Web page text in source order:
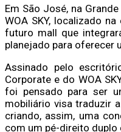
Em São José, na
WOA SKY, localizado
futuro mall que
planejado para oferecer
Assinado pelo
Corporate e do WOA
foi pensado para ser
mobiliário visa traduzir
criando, assim, uma
com um pé-direito